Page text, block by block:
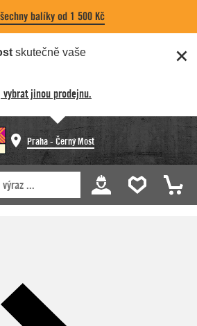
balíky od 1 500 Kč
skutečně vaše
vybrat jinou prodejnu.
Praha - Černý Most